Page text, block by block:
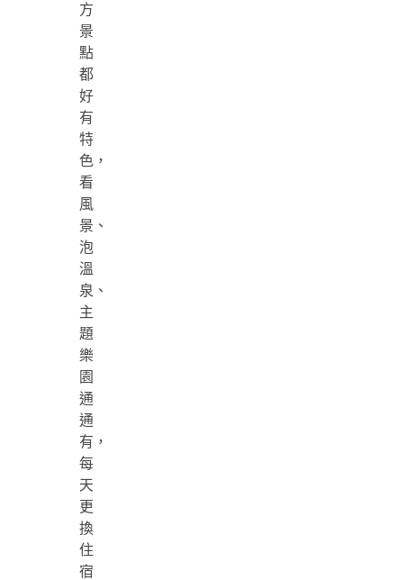
方
景
點
都
好
有
特
色，
看
風
景、
泡
溫
泉、
主
題
樂
園
通
通
有，
每
天
更
換
住
宿